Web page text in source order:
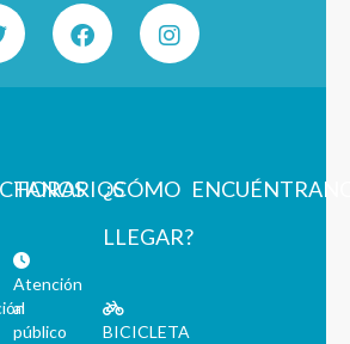
HORARIOS
Atención
al
público
¿CÓMO
LLEGAR?
BICICLETA